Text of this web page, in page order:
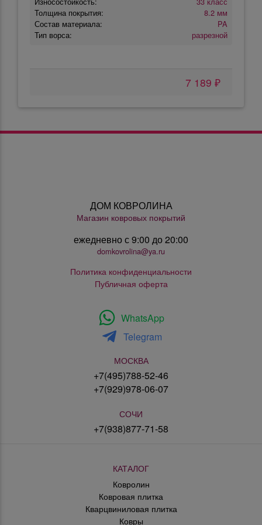
Толщина покрытия:
8.2 мм
Состав материала:
PA
Тип ворса:
разрезной
7 189 ₽
ДОМ КОВРОЛИНА
Магазин ковровых покрытий
ежедневно с 9:00 до 20:00
domkovrolina@ya.ru
Политика конфиденциальности
Публичная оферта
WhatsApp
Telegram
МОСКВА
+7(495)788-52-46
+7(929)978-06-07
СОЧИ
+7(938)877-71-58
КАТАЛОГ
Ковролин
Ковровая плитка
Кварцвиниловая плитка
Ковры